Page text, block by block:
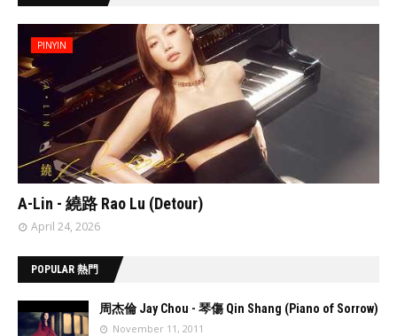
PINYIN
A-Lin - 繞路 Rao Lu (Detour)
April 24, 2026
POPULAR 熱門
周杰倫 Jay Chou - 琴傷 Qin Shang (Piano of Sorrow)
November 11, 2011